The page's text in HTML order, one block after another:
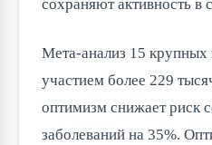
сохраняют активность в
Мета-анализ 15 крупных
участием более 229
оптимизм снижает риск
заболеваний на 35%.